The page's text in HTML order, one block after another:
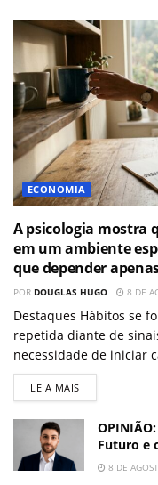
ECONOMIA
A psicologia mostra
em um ambiente
que depender
POR DOUGLAS HUGO 8 DE
Destaques Hábitos se
repetida diante de
necessidade de iniciar
LEIA MAIS
Futuro e
8 DE